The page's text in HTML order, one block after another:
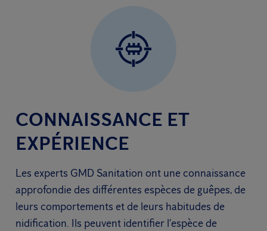
CONNAISSANCE ET
EXPÉRIENCE
Les experts GMD Sanitation ont une connaissance
approfondie des différentes espèces de guêpes, de
leurs comportements et de leurs habitudes de
nidification. Ils peuvent identifier l'espèce de